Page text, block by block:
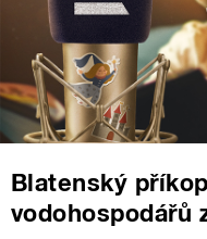
Blatenský
vodohospodářů